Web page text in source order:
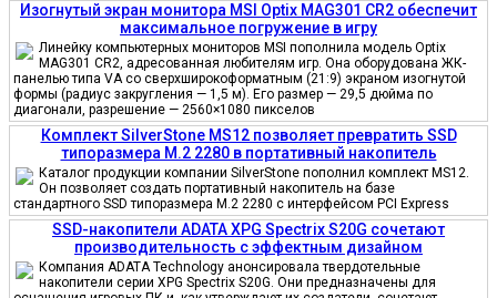
Изогнутый экран монитора MSI Optix MAG301 CR2 обеспечит
максимальное погружение в игру
Линейку компьютерных мониторов MSI пополнила модель Optix
MAG301 CR2, адресованная любителям игр. Она оборудована ЖК-
панелью типа VA со сверхширокоформатным (21:9) экраном изогнутой
формы (радиус закругления — 1,5 м). Его размер — 29,5 дюйма по
диагонали, разрешение — 2560×1080 пикселов
Комплект SilverStone MS12 позволяет превратить SSD
типоразмера M.2 2280 в портативный накопитель
Каталог продукции компании SilverStone пополнил комплект MS12.
Он позволяет создать портативный накопитель на базе
стандартного SSD типоразмера M.2 2280 с интерфейсом PCI Express
SSD-накопители ADATA XPG Spectrix S20G сочетают
производительность с эффектным дизайном
Компания ADATA Technology анонсировала твердотельные
накопители серии XPG Spectrix S20G. Они предназначены для